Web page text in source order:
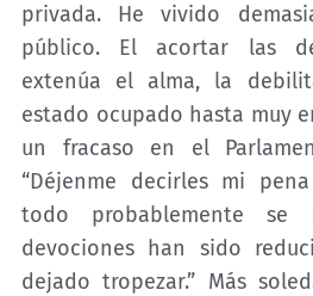
privada. He vivido
público. El acortar las
extenúa el alma, la
estado ocupado hasta muy
un fracaso en el
“Déjenme decirles mi
todo probablemente
devociones han sido
dejado tropezar.” Más